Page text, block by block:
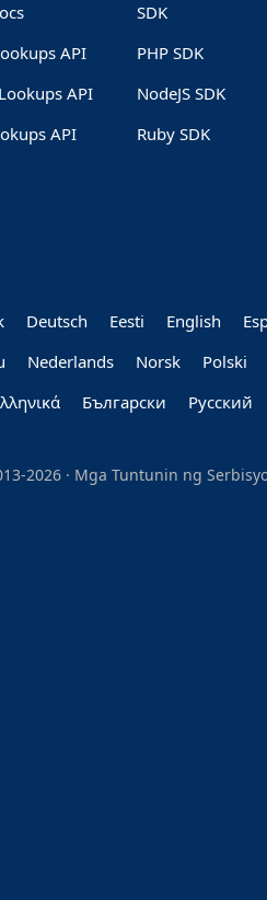
API
API
API
SDK
PHP SDK
NodeJS SDK
Ruby SDK
Deutsch Eesti English
Nederlands Norsk
Polski
Български Руccкий
2026 · Mga Tuntunin ng